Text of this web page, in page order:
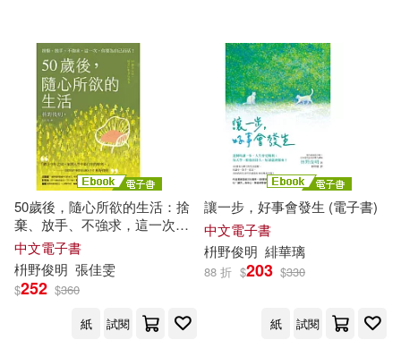
50歲後，隨心所欲的生活：捨
棄、放手、不強求，這一次，
你要為自己而活!〔附數位「自
在生活金句卡」〕 (電子書)
中文電子書
枡野俊明 張佳雯
$252 $360
紙
試閱
讓一步，好事會發生 (電子書)
中文電子書
枡野俊明 緋華璃
88 折 $203 $330
紙 試閱